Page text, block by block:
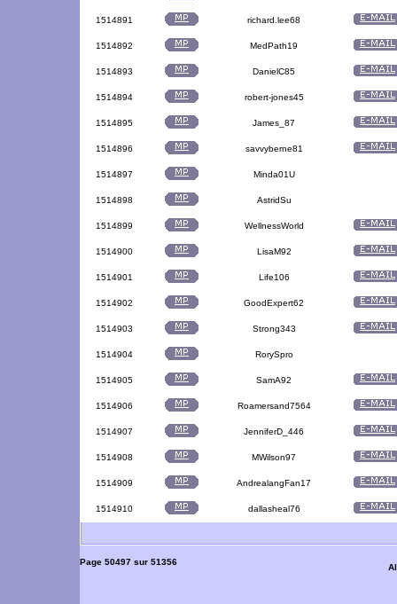
1514891 richard.lee68
1514892 MedPath19
1514893 DanielC85
1514894 robert-jones45
1514895 James_87
1514896 savvyberne81
1514897 Minda01U
1514898 AstridSu
1514899 WellnessWorld
1514900 LisaM92
1514901 Life106
1514902 GoodExpert62
1514903 Strong343
1514904 RorySpro
1514905 SamA92
1514906 Roamersand7564
1514907 JenniferD_446
1514908 MWilson97
1514909 AndrealangFan17
1514910 dallasheal76
Page 50497 sur 51356